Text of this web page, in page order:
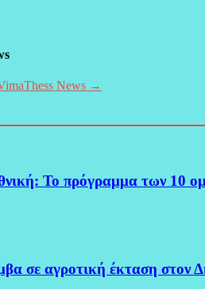
News →
Το πρόγραμμα των 10
σε αγροτική έκταση στον